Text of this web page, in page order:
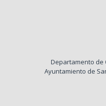
Departamento de
Ayuntamiento de